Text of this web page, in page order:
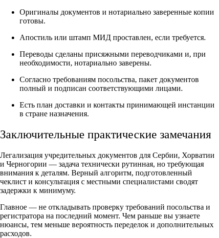
Оригиналы документов и нотариально заверенные копии
готовы.
Апостиль или штамп МИД проставлен, если требуется.
Переводы сделаны присяжными переводчиками и, при
необходимости, нотариально заверены.
Согласно требованиям посольства, пакет документов
полный и подписан соответствующими лицами.
Есть план доставки и контакты принимающей инстанции
в стране назначения.
Заключительные практические замечания
Легализация учредительных документов для Сербии, Хорватии
и Черногории — задача технически рутинная, но требующая
внимания к деталям. Верный алгоритм, подготовленный
чеклист и консультация с местными специалистами сводят
задержки к минимуму.
Главное — не откладывать проверку требований посольства и
регистратора на последний момент. Чем раньше вы узнаете
нюансы, тем меньше вероятность переделок и дополнительных
расходов.